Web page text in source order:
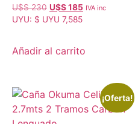
Valorado con
5.00
de 5
U$S230 U$S185 IVA inc
UYU: $ UYU 7,585
Añadir al carrito
¡Oferta!